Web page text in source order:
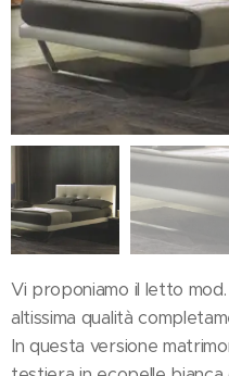
Vi proponiamo il letto
altissima qualità
In questa versione